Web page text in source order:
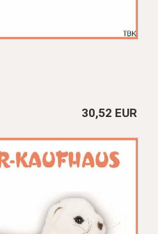
30,52 EUR